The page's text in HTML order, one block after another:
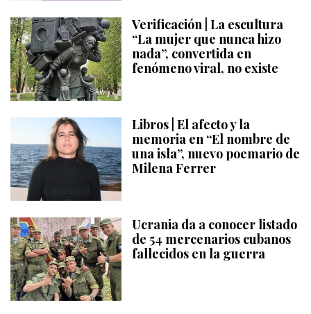
Verificación | La escultura
“La mujer que nunca hizo
nada”, convertida en
fenómeno viral, no existe
Libros | El afecto y la
memoria en “El nombre de
una isla”, nuevo poemario de
Milena Ferrer
Ucrania da a conocer listado
de 54 mercenarios cubanos
fallecidos en la guerra